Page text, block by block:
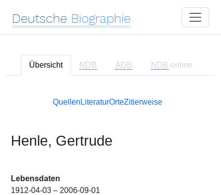
Deutsche Biographie
Übersicht NDB ADB NDB-online
Quellen LiteraturOrteZitierweise
Henle, Gertrude
Lebensdaten
1912-04-03 – 2006-09-01